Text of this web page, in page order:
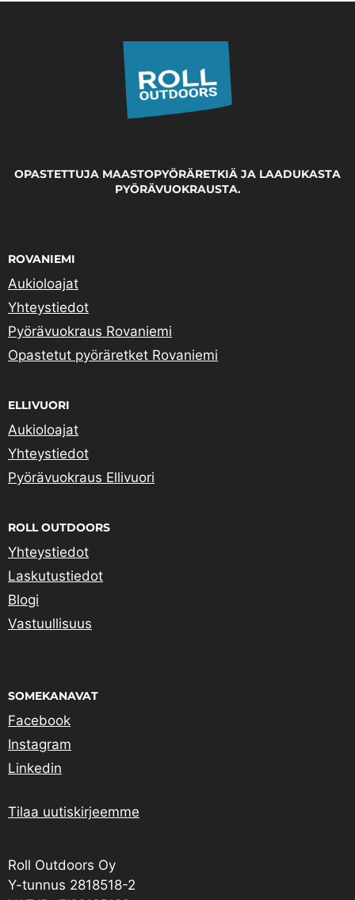
OPASTETTUJA MAASTOPYÖRÄRETKIÄ JA LAADUKASTA
PYÖRÄVUOKRAUSTA.
ROVANIEMI
Aukioloajat
Yhteystiedot
Pyörävuokraus Rovaniemi
Opastetut pyöräretket Rovaniemi
ELLIVUORI
Aukioloajat
Yhteystiedot
Pyörävuokraus Ellivuori
ROLL OUTDOORS
Yhteystiedot
Laskutustiedot
Blogi
Vastuullisuus
SOMEKANAVAT
Facebook
Instagram
Linkedin
Tilaa uutiskirjeemme
Roll Outdoors Oy
Y-tunnus 2818518-2